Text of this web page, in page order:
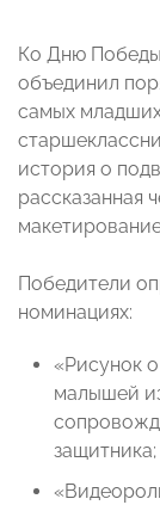
Ко Дню Победы
объединил
самых
история о
рассказанная
Победители
номинациях:
«Рисунок
малышей
защитника;